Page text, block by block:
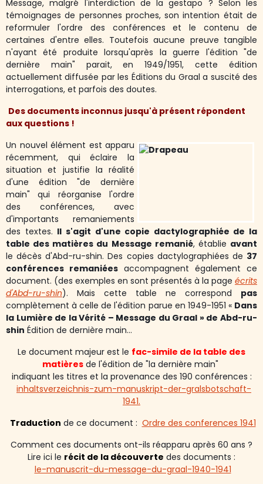
Message, malgré l'interdiction de la gestapo ? Selon les
témoignages de personnes proches, son intention était de
reformuler l'ordre des conférences et le contenu de
certaines d'entre elles. Toutefois aucune preuve tangible
n'ayant été produite lorsqu'après la guerre l'édition "de
dernière main" parait, en 1949/1951, cette édition
actuellement diffusée par les Éditions du Graal a suscité des
interrogations, et parfois des doutes.
Des documents inconnus jusqu'à présent répondent
aux questions !
Un nouvel élément est apparu
récemment, qui éclaire la
situation et justifie la réalité
d'une édition "de dernière
main" qui réorganise l'ordre
des conférences, avec
d'importants remaniements
des textes. Il s'agit d'une copie dactylographiée de la
table des matières du Message remanié, établie avant
le décès d'Abd-ru-shin. Des copies dactylographiées de 37
conférences remaniées accompagnent également ce
document. (des exemples en sont présentés à la page écrits
d'Abd-ru-shin). Mais cette table ne correspond pas
complètement à celle de l'édition parue en 1949-1951 « Dans
la Lumière de la Vérité – Message du Graal » de Abd-ru-
shin Édition de dernière main...
Le document majeur est le fac-simile de la table des
matières de l'édition de "la dernière main"
indiquant les titres et la provenance des 190 conférences :
inhaltsverzeichnis-zum-manuskript-der-gralsbotschaft-
1941.
Traduction de ce document : Ordre des conferences 1941
Comment ces documents ont-ils réapparu après 60 ans ?
Lire ici le récit de la découverte des documents :
le-manuscrit-du-message-du-graal-1940-1941